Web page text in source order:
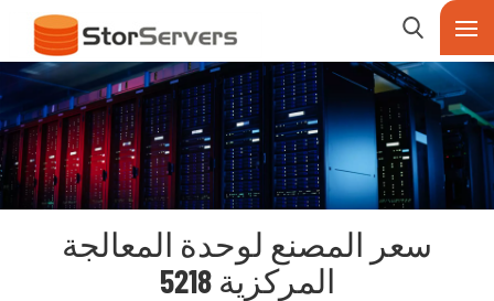
سعر المصنع لوحدة المعالجة
المركزية 5218